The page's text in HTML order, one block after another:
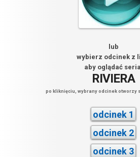
lub
wybierz odcinek z
aby oglądać serial
RIVIERA
po kliknięciu, wybrany odcinek otworzy
odcinek 1
odcinek 2
odcinek 3